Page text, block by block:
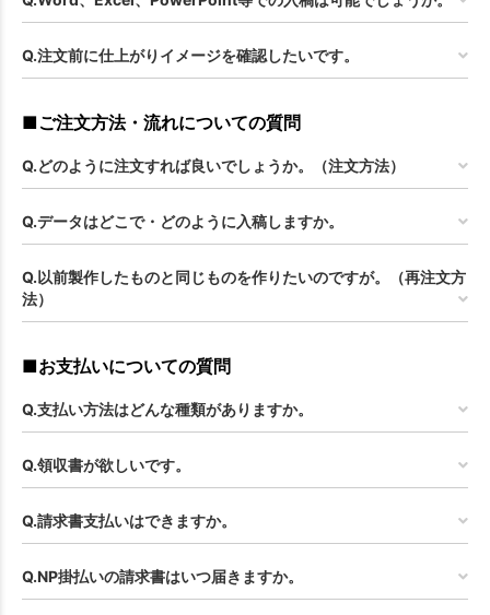
Q.注文前に仕上がりイメージを確認したいです。
■ご注文方法・流れについての質問
Q.どのように注文すれば良いでしょうか。（注文方法）
Q.データはどこで・どのように入稿しますか。
Q.以前製作したものと同じものを作りたいのですが。（再注文方
法）
■お支払いについての質問
Q.支払い方法はどんな種類がありますか。
Q.領収書が欲しいです。
Q.請求書支払いはできますか。
Q.NP掛払いの請求書はいつ届きますか。